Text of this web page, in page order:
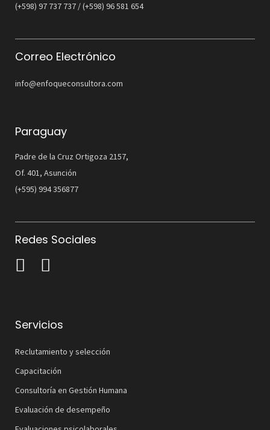
(+598) 97 737 737 / (+598) 96 581 654
Correo Electrónico
info@enfoqueconsultora.com
Paraguay
Padre de la Cruz Ortigoza 2157,
Of. 401, Asunción
(+595) 994 356877
Redes Sociales
Servicios
Reclutamiento y selección
Capacitación
Consultoría en Gestión Humana
Evaluación de desempeño